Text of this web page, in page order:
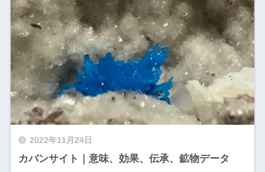
2022年11月24日
カバンサイト｜意味、効果、伝承、鉱物データ